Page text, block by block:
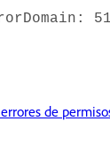
de